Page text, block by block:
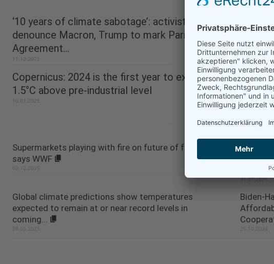
‘10 years of climate sabotage’: activists
denounce Macron, Trump to mark Paris
Agreement...
11.12.2025
10.02.2025
Copernicus: 2024 is the first year to exceed
1.5°C above pre-industrial level
10.01.2025
global
2023
Supermarkets playing with fire on future of food,
says WWF
02.12.2025
Ducks
Canada
31.07.2025
Global climate predictions show temperatures
expected to remain at or near record levels in
coming...
28.05.2025
Biden-
25.10.2024